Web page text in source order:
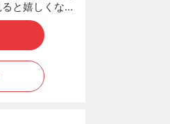
ると嬉しくな…